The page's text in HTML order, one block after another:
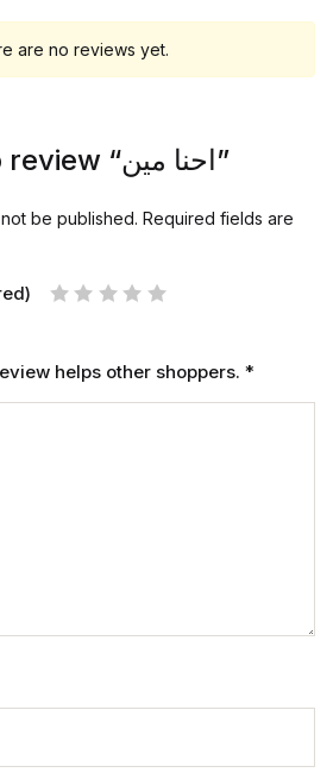
are no reviews yet.
Be the first to review “احنا مين”
be published. Required fields are
helps other shoppers. *